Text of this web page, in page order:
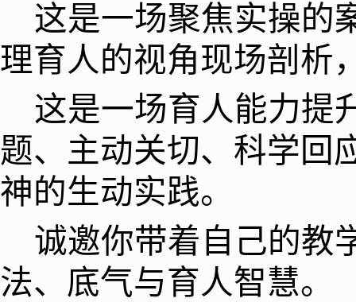
这是一场聚焦实操的
理育人的视角现场剖析
这是一场育人能力提
题、主动关切、科学回
神的生动实践。
诚邀你带着自己的教
法、底气与育人智慧。